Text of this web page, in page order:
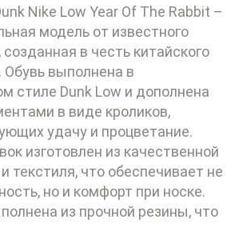
Nike Low Year Of The Rabbit –
модель от известного
в честь китайского
Обувь выполнена в
стиле Dunk Low и дополнена
в виде кроликов,
удачу и процветание.
изготовлен из качественной
текстиля, что обеспечивает не
но и комфорт при носке.
из прочной резины, что